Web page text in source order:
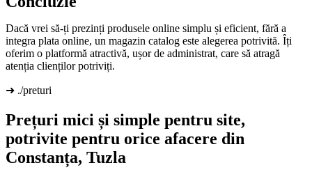
Dacă vrei să-ți prezinți produsele online simplu și eficient, fără a
integra plata online, un magazin catalog este alegerea potrivită. Îți
oferim o platformă atractivă, ușor de administrat, care să atragă
atenția clienților potriviți.
➜ ./preturi
Prețuri mici și simple pentru site,
potrivite pentru orice afacere din
Constanța, Tuzla